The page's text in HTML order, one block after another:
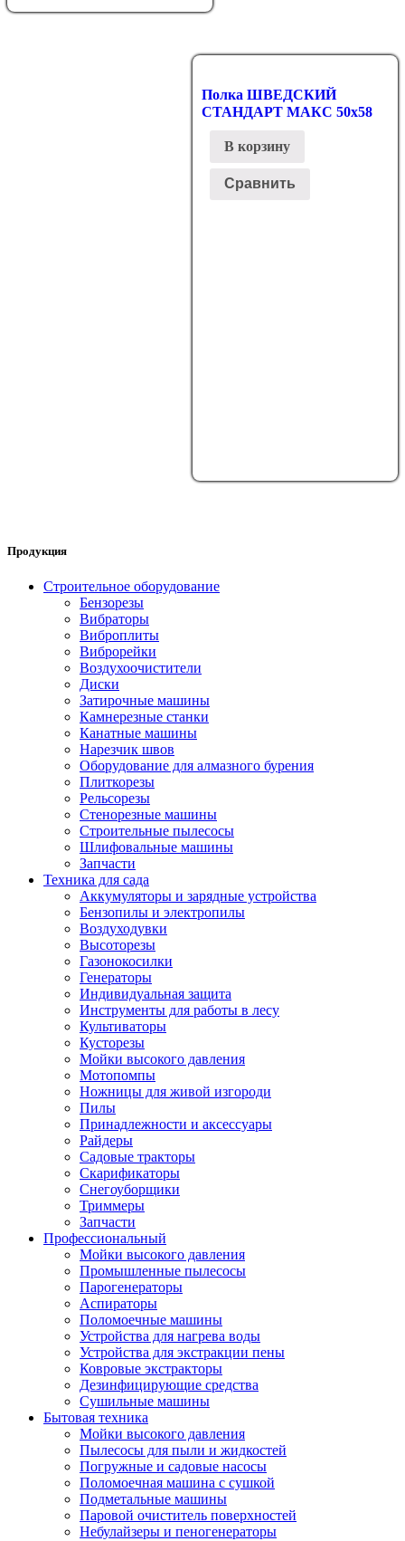
Полка ШВЕДСКИЙ
СТАНДАРТ МАКС 50х58
В корзину
Сравнить
Продукция
Строительное оборудование
Бензорезы
Вибраторы
Виброплиты
Виброрейки
Воздухоочистители
Диски
Затирочные машины
Камнерезные станки
Канатные машины
Нарезчик швов
Оборудование для алмазного бурения
Плиткорезы
Рельсорезы
Стенорезные машины
Строительные пылесосы
Шлифовальные машины
Запчасти
Техника для сада
Аккумуляторы и зарядные устройства
Бензопилы и электропилы
Воздуходувки
Высоторезы
Газонокосилки
Генераторы
Индивидуальная защита
Инструменты для работы в лесу
Культиваторы
Кусторезы
Мойки высокого давления
Мотопомпы
Ножницы для живой изгороди
Пилы
Принадлежности и аксессуары
Райдеры
Садовые тракторы
Скарификаторы
Снегоуборщики
Триммеры
Запчасти
Профессиональный
Мойки высокого давления
Промышленные пылесосы
Парогенераторы
Аспираторы
Поломоечные машины
Устройства для нагрева воды
Устройства для экстракции пены
Ковровые экстракторы
Дезинфицирующие средства
Сушильные машины
Бытовая техника
Мойки высокого давления
Пылесосы для пыли и жидкостей
Погружные и садовые насосы
Поломоечная машина с сушкой
Подметальные машины
Паровой очиститель поверхностей
Небулайзеры и пеногенераторы